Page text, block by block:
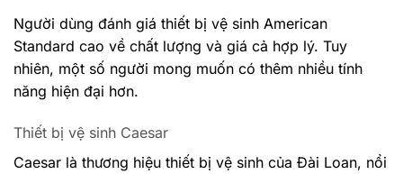
Người dùng đánh giá thiết bị vệ sinh American
Standard cao về chất lượng và giá cả hợp lý. Tuy
nhiên, một số người mong muốn có thêm nhiều tính
năng hiện đại hơn.
Thiết bị vệ sinh Caesar
Caesar là thương hiệu thiết bị vệ sinh của Đài Loan, nổi